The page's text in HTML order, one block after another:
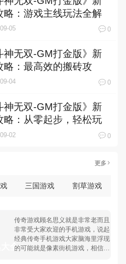
略：游戏主线玩法全解
05 0
神无双-GM打金版》新
略：最高效的搬砖攻
04 0
神无双-GM打金版》新
略：从零起步，轻松玩
金神作！
02 0
更多
三国游戏 割草游戏
大全 >
传奇游戏顾名思义就是非常老而且
非常受大家欢迎的手机游戏，说起
经典传奇手机游戏大家脑海里浮现
的可能就是像素街机游戏，相信很